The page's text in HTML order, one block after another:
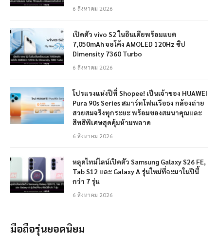
6 สิงหาคม 2026
เปิดตัว vivo S2 ในอินเดียพร้อมแบต
7,050mAh จอโค้ง AMOLED 120Hz ชิป
Dimensity 7360 Turbo
6 สิงหาคม 2026
โปรแรงแห่งปีที่ Shopee! เป็นเจ้าของ HUAWEI
Pura 90s Series สมาร์ทโฟนเรือธง กล้องถ่าย
สวยสมจริงทุกระยะ พร้อมของสมนาคุณและ
สิทธิพิเศษสุดคุ้มห้ามพลาด
6 สิงหาคม 2026
หลุดไทม์ไลน์เปิดตัว Samsung Galaxy S26 FE,
Tab S12 และ Galaxy A รุ่นใหม่ที่จะมาในปีนี้
กว่า 7 รุ่น
6 สิงหาคม 2026
มือถือรุ่นยอดนิยม